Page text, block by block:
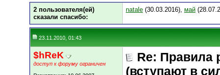
2 пользователя(ей)
сказали cпасибо:
natale (30.03.2016), май
23.11.2010, 01:43
$hReK
доступ к форуму ограничен
Re: Правила
(вступают в